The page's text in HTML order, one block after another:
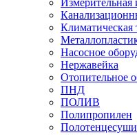
Измерительная
Климатическая
Насосное
Нержавейка
Отопительное
ПНД
ПОЛИВ
Полипропилен